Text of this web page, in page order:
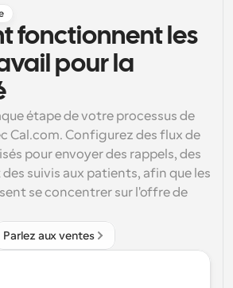
surpuissante avec des appels
alimentés par l'IA
planification et les rappels
les dernières nouvelles et mises à
clients en quelques minutes
dynamique
lorsque quelque chose se passe
fonctionnent les
pour la
étape de votre processus de
Cal.com. Configurez des flux de
pour envoyer des rappels, des
suivis aux patients, afin que les
se concentrer sur l'offre de
Parlez aux ventes